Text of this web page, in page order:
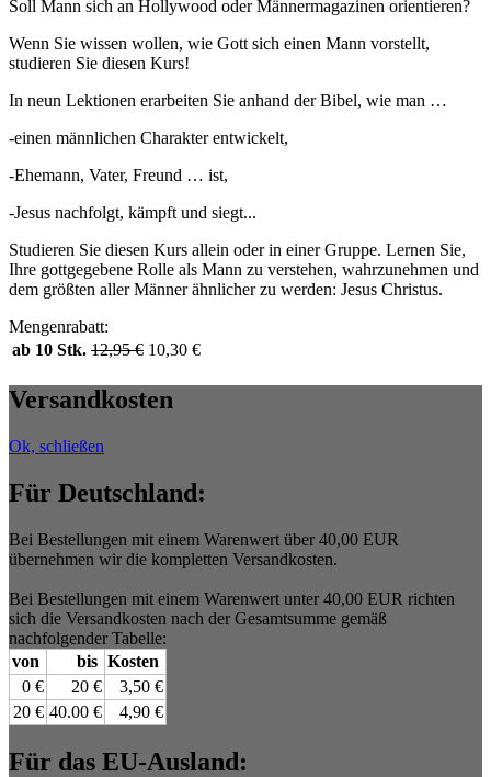
Soll Mann sich an Hollywood oder Männermagazinen orientieren?
Wenn Sie wissen wollen, wie Gott sich einen Mann vorstellt,
studieren Sie diesen Kurs!
In neun Lektionen erarbeiten Sie anhand der Bibel, wie man …
-einen männlichen Charakter entwickelt,
-Ehemann, Vater, Freund … ist,
-Jesus nachfolgt, kämpft und siegt...
Studieren Sie diesen Kurs allein oder in einer Gruppe. Lernen Sie,
Ihre gottgegebene Rolle als Mann zu verstehen, wahrzunehmen und
dem größten aller Männer ähnlicher zu werden: Jesus Christus.
Mengenrabatt:
ab 10 Stk. 12,95€ 10,30 €
Versandkosten
Ok, schließen
Für Deutschland:
Bei Bestellungen mit einem Warenwert über 40,00 EUR
übernehmen wir die kompletten Versandkosten.
Bei Bestellungen mit einem Warenwert unter 40,00 EUR richten
sich die Versandkosten nach der Gesamtsumme gemäß
nachfolgender Tabelle:
von
bis Kosten
0 €
20 €
3,50 €
20 € 40.00 € 4,90 €
Für das EU-Ausland: